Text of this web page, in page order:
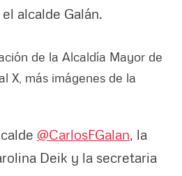
alcalde Galán.
de la Alcaldía Mayor de
X, más imágenes de la
@CarlosFGalan, la
Deik y la secretaria